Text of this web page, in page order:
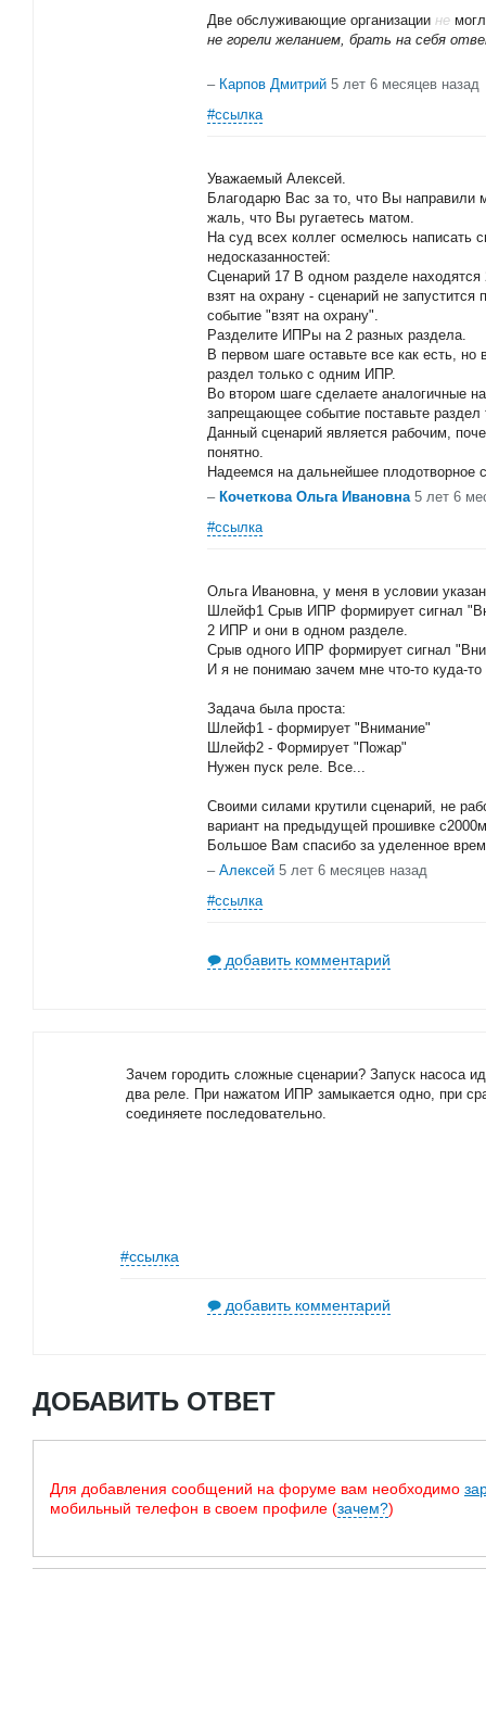
Две обслуживающие организации не
не горели желанием, брать на себя
– Карпов Дмитрий 5 лет 6 месяцев назад
#ссылка
Уважаемый Алексей.
Благодарю Вас за то, что Вы
жаль, что Вы ругаетесь матом.
На суд всех коллег осмелюсь написать
недосказанностей:
Сценарий 17 В одном разделе
взят на охрану - сценарий не
событие "взят на охрану".
Разделите ИПРы на 2 разных раздела.
В первом шаге оставьте все как есть,
раздел только с одним ИПР.
Во втором шаге сделаете аналогичные
запрещающее событие поставьте
Данный сценарий является рабочим,
понятно.
Надеемся на дальнейшее плодотворное
– Кочеткова Ольга Ивановна 5 лет 6
#ссылка
Ольга Ивановна, у меня в условии
Шлейф1 Срыв ИПР формирует сигнал
2 ИПР и они в одном разделе.
Срыв одного ИПР формирует сигнал
И я не понимаю зачем мне что-то куда-то
Задача была проста:
Шлейф1 - формирует "Внимание"
Шлейф2 - Формирует "Пожар"
Нужен пуск реле. Все...
Своими силами крутили сценарий, не
вариант на предыдущей прошивке
Большое Вам спасибо за уделенное
– Алексей 5 лет 6 месяцев назад
#ссылка
добавить комментарий
Зачем городить сложные сценарии? Запуск насоса
два реле. При нажатом ИПР замыкается одно, при
соединяете последовательно.
#ссылка
добавить комментарий
ДОБАВИТЬ ОТВЕТ
Для добавления сообщений на форуме вам необходимо
мобильный телефон в своем профиле (зачем?)